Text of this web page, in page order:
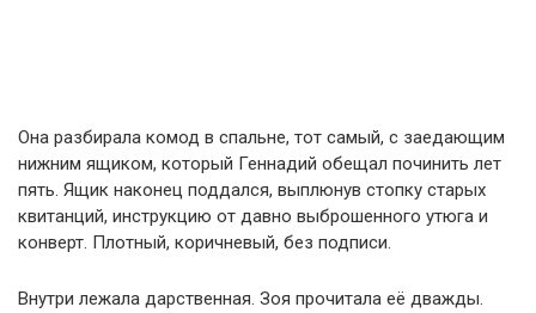
Она разбирала комод в спальне, тот самый, с заедающим
нижним ящиком, который Геннадий обещал починить лет
пять. Ящик наконец поддался, выплюнув стопку старых
квитанций, инструкцию от давно выброшенного утюга и
конверт. Плотный, коричневый, без подписи.
Внутри лежала дарственная. Зоя прочитала её дважды.